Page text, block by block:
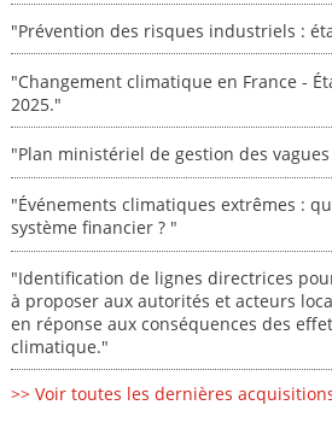
"Prévention des risques industriels :
"Changement climatique en France -
2025."
"Plan ministériel de gestion des
"Événements climatiques extrêmes :
système financier ? "
"Identification de lignes directrices
à proposer aux autorités et acteurs
en réponse aux conséquences des
climatique."
>> Voir toutes les dernières